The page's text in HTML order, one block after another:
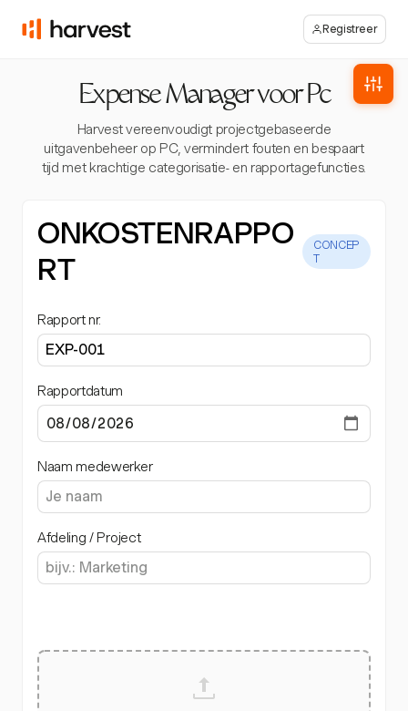
Registreer
Expense Manager voor Pc
Harvest vereenvoudigt projectgebaseerde
uitgavenbeheer op PC, vermindert fouten en bespaart
tijd met krachtige categorisatie- en rapportagefuncties.
ONKOSTENRAPPO
RT
CONCEP
T
Rapport nr.
Rapportdatum
Naam medewerker
Afdeling / Project